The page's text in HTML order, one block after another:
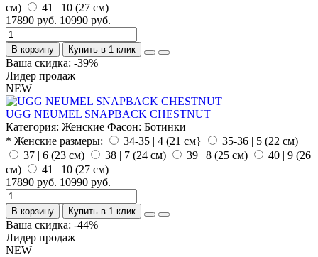
см)
41 | 10 (27 см)
17890 руб. 10990 руб.
В корзину Купить в 1 клик
Ваша скидка: -39%
Лидер продаж
NEW
UGG NEUMEL SNAPBACK CHESTNUT
Категория: Женские Фасон: Ботинки
* Женские размеры:
34-35 | 4 (21 см}
35-36 | 5 (22 см)
37 | 6 (23 см)
38 | 7 (24 см) 39 | 8 (25 см)
40 | 9 (26
см)
41 | 10 (27 см)
17890 руб. 10990 руб.
В корзину Купить в 1 клик
Ваша скидка: -44%
Лидер продаж
NEW